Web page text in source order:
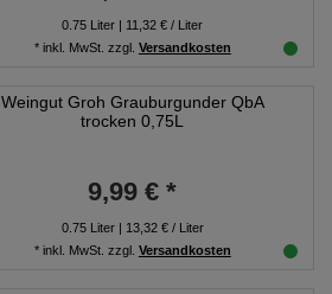
0.75 Liter | 11,32 € / Liter
* inkl. MwSt. zzgl. Versandkosten
Weingut Groh Grauburgunder QbA
trocken 0,75L
9,99 € *
0.75Liter| 13,32 € / Liter
* inkl. MwSt. zzgl. Versandkosten